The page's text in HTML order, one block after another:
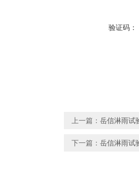
验证码：
上一篇： 岳信淋雨试
下一篇： 岳信淋雨试